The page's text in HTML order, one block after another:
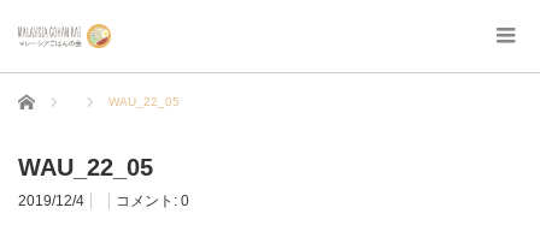
ホーム WAU_22_05
WAU_22_05
2019/12/4 コメント: 0